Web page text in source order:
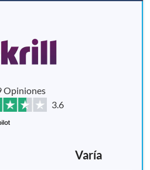
Opiniones
3.6
Varía